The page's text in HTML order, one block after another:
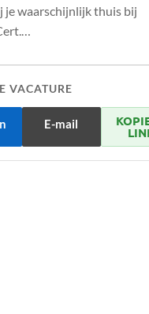
je waarschijnlijk thuis bij
VACATURE
E-mail